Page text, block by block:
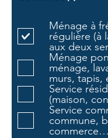
g
a
t
o
i
r
e
Ménage à
régulière (à
aux deux
Ménage
ménage,
murs, tapis,
Service
(maison,
Service
commune,